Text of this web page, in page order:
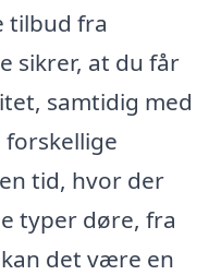
tilbud fra
sikrer, at du får
samtidig med
forskellige
tid, hvor der
typer døre, fra
det være en